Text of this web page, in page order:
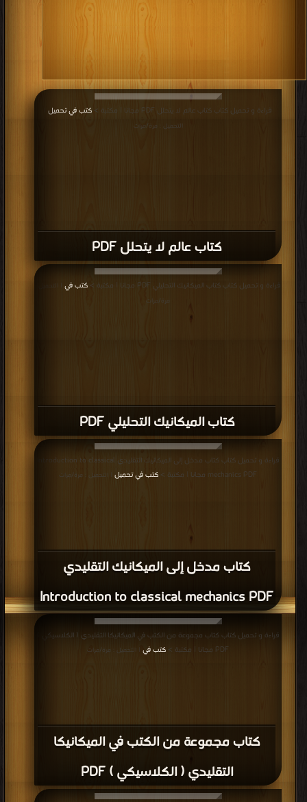
كتاب عالم لا يتحلل PDF
قراءة و تحميل كتاب كتاب عالم لا يتحلل PDF مجانا | مكتبة > كتب في تحميل
التحميل : مرة/مرات
كتاب الميكانيك التحليلي PDF
قراءة و تحميل كتاب كتاب الميكانيك التحليلي PDF مجانا | مكتبة > كتب في
مرة/مرات
كتاب مدخل إلى الميكانيك التقليدي
Introduction to classical mechanics PDF
قراءة و تحميل كتاب كتاب مدخل إلى الميكانيك التقليدي Introduction to classical
mechanics PDF مجانا | مكتبة >
كتب في تحميل | التحميل : مرة/مرات
كتاب مجموعة من الكتب في الميكانيكا
التقليدي ( الكلاسيكي ) PDF
قراءة و تحميل كتاب كتاب مجموعة من الكتب في الميكانيكا التقليدي ( الكلاسيكي )
PDF مجانا | مكتبة >
كتب في | التحميل : مرة/مرات